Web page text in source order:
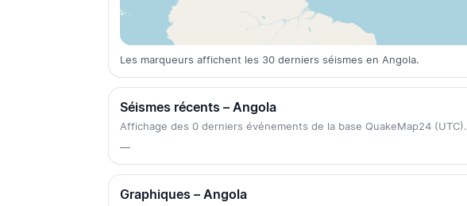
Les marqueurs affichent les 30 derniers séismes en Angola.
Séismes récents – Angola
Affichage des 0 derniers événements de la base QuakeMap24 (UTC).
—
Graphiques – Angola